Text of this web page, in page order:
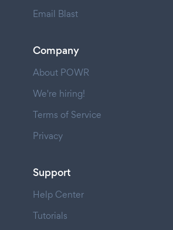
Email Blast
Company
About POWR
We're hiring!
Terms of Service
Privacy
Support
Help Center
Tutorials